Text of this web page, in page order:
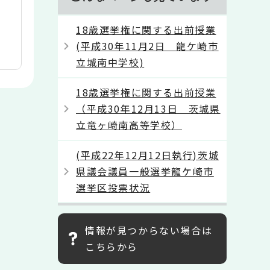
18歳選挙権に関する出前授業
(平成30年11月2日 龍ケ崎市
立城南中学校)
18歳選挙権に関する出前授業
（平成30年12月13日 茨城県
立竜ヶ崎南高等学校）
(平成22年12月12日執行)茨城
県議会議員一般選挙龍ケ崎市
選挙区投票状況
情報が見つからない場合は
こちらから